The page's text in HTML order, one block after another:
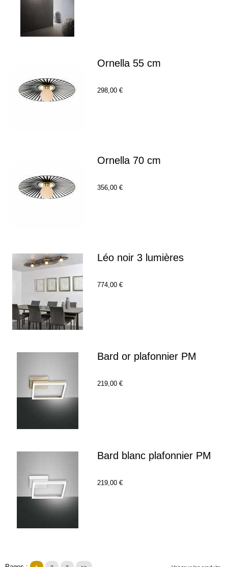
Ornella 55 cm
298,00 €
Ornella 70 cm
356,00 €
Léo noir 3 lumières
774,00 €
Bard or plafonnier PM
219,00 €
Bard blanc plafonnier PM
219,00 €